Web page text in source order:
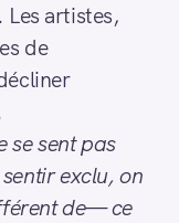
Les artistes,
de
se sent pas
exclu, on
de— ce